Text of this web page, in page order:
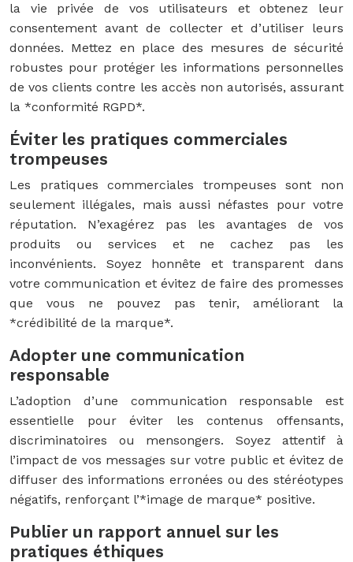
la vie privée de vos utilisateurs et obtenez leur
consentement avant de collecter et d’utiliser leurs
données. Mettez en place des mesures de sécurité
robustes pour protéger les informations personnelles
de vos clients contre les accès non autorisés, assurant
la *conformité RGPD*.
Éviter les pratiques commerciales
trompeuses
Les pratiques commerciales trompeuses sont non
seulement illégales, mais aussi néfastes pour votre
réputation. N’exagérez pas les avantages de vos
produits ou services et ne cachez pas les
inconvénients. Soyez honnête et transparent dans
votre communication et évitez de faire des promesses
que vous ne pouvez pas tenir, améliorant la
*crédibilité de la marque*.
Adopter une communication
responsable
L’adoption d’une communication responsable est
essentielle pour éviter les contenus offensants,
discriminatoires ou mensongers. Soyez attentif à
l’impact de vos messages sur votre public et évitez de
diffuser des informations erronées ou des stéréotypes
négatifs, renforçant l’*image de marque* positive.
Publier un rapport annuel sur les
pratiques éthiques